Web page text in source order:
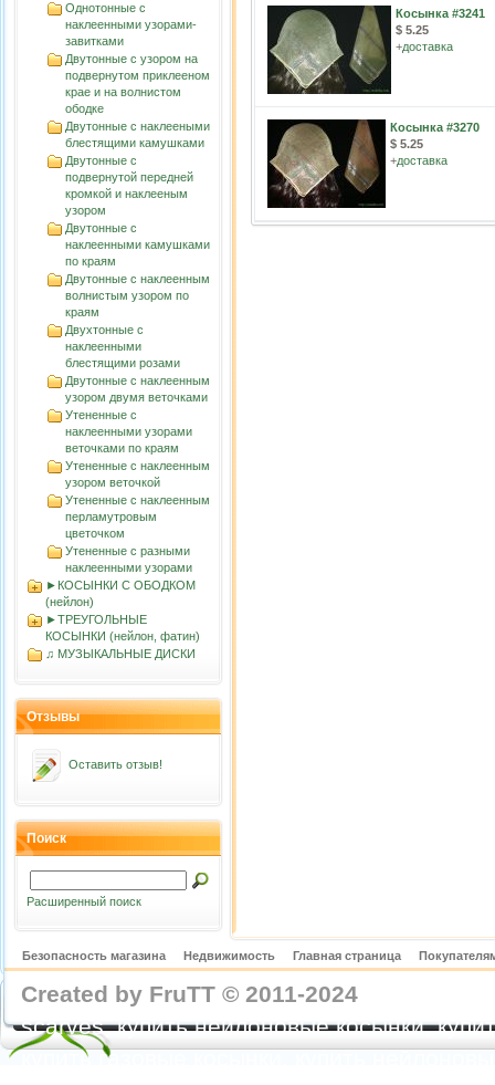
Однотонные с
наклеенными узорами-
завитками
Двутонные с узором на
подвернутом приклееном
крае и на волнистом
ободке
Двутонные с наклееными
блестящими камушками
Двутонные с
подвернутой передней
кромкой и наклееным
узором
Двутонные с
наклеенными камушками
по краям
Двутонные с наклеенным
волнистым узорoм по
краям
Двухтонные с
наклеенными
блестящими розами
Двутонные с наклеенным
узором двумя веточками
Утененные с
наклеенными узорами
веточками по краям
Утененные с наклеенным
узором веточкой
Утененные с наклеенным
перламутровым
цветочком
Утененные с разными
наклеенными узорами
►КОСЫНКИ С ОБОДКОМ
(нейлон)
►ТРЕУГОЛЬНЫЕ
КОСЫНКИ (нейлон, фатин)
♫ МУЗЫКАЛЬНЫЕ ДИСКИ
Отзывы
Оставить отзыв!
Поиск
Расширенный поиск
Косынка #3241
$ 5.25
+доставка
Косынка #3270
$ 5.25
+доставка
Безопасность магазина Недвижимость Главная страница
Created by FruTT © 2011-2024
scarves, купить нейлоновые косынки,
купить газовые косынки, купить